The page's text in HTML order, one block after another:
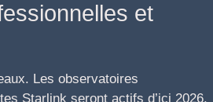
et
Les observatoires
Starlink seront actifs d’ici 2026,